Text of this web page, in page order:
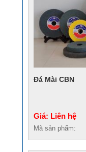
Đá Mài CBN
Giá: Liên hệ
Mã sản phẩm: